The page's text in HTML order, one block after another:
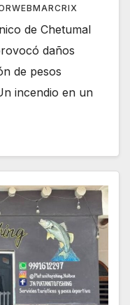
de Chetumal
daños
de pesos
incendio en un